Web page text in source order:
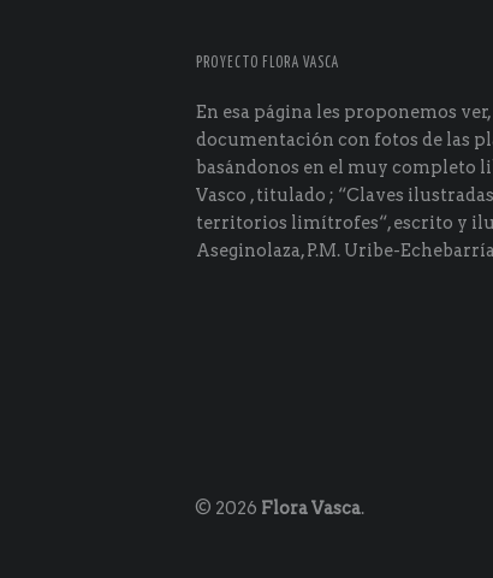
PROYECTO FLORA VASCA
En esa página les proponemos
documentación con fotos de las
basándonos en el muy completo
Vasco , titulado ; “Claves
territorios limítrofes“, escrito y
Aseginolaza, P.M. Uribe-
© 2026 Flora Vasca.